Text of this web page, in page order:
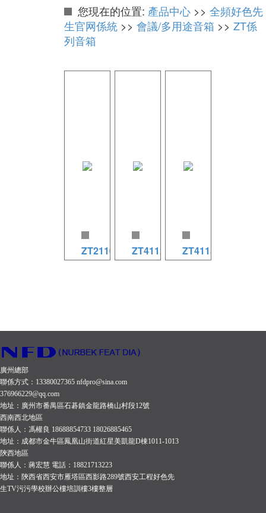
您現在的位置: 產品中心>> 全頻好色先
生官网係統>> 會議/多用途音箱 >> ZT係
列音箱
ZT2110
係統類
型：多用
分頻四單
元揚聲器
單元：
鐵氧體低
音單元
ZT4112
係統類
型：多用
分頻六單
元揚聲器
單元：
鐵氧體低
ZT4115
係統類
單元：
鐵氧體低
廣州總部
聯係方式：13380027365 nfdpro@sina.com
376966229@qq.com
地址：廣州市番禺區石碁鎮金龍路橋山村段12號
西南西北地區
聯係人：馮權良 18688854733 18026885465
地址：成都市金牛區鳳凰山街道紅星美凱龍D棟1011-1013
陝西地區
聯係人：蔣宏慧 電話：18821713223
地址：陝西省西安市雁塔區西影路289號西安工程好色先
生TV污污學校辦公樓培訓樓3樓整層